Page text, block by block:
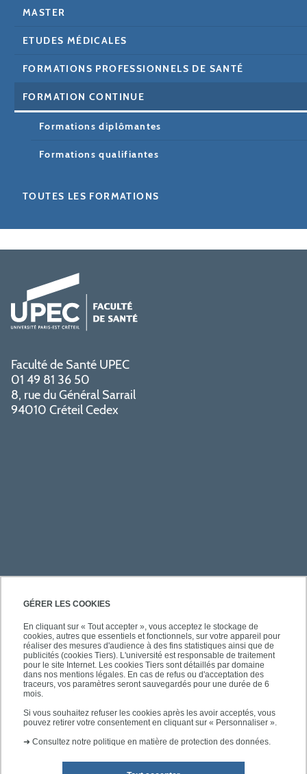
GÉRER LES COOKIES
En cliquant sur « Tout accepter », vous acceptez le stockage de
cookies, autres que essentiels et fonctionnels, sur votre appareil pour
réaliser des mesures d'audience à des fins statistiques ainsi que de
publicités (cookies Tiers). L'université est responsable de traitement
pour le site Internet. Les cookies Tiers sont détaillés par domaine
dans nos mentions légales. En cas de refus ou d'acceptation des
traceurs, vos paramètres seront sauvegardés pour une durée de 6
mois.
Si vous souhaitez refuser les cookies après les avoir acceptés, vous
pouvez retirer votre consentement en cliquant sur « Personnaliser ».
➜ Consultez notre politique en matière de protection des données.
MASTER
ETUDES MÉDICALES
FORMATIONS PROFESSIONNELS DE SANTÉ
FORMATION CONTINUE
Formations diplômantes
Formations qualifiantes
TOUTES LES FORMATIONS
Faculté de Santé UPEC
01 49 81 36 50
8, rue du Général Sarrail
94010 Créteil Cedex
PRATIQUE
ACCÈS RAPIDES
SUIVEZ-NOUS